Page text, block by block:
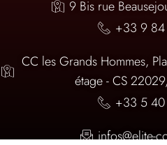
9 Bis rue
+33 9
CC les Grands Hommes,
étage - CS
+33 5
infos@elite-